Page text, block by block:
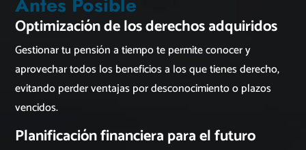
Optimización de los derechos adquiridos
Gestionar tu pensión a tiempo te permite conocer y
aprovechar todos los beneficios a los que tienes derecho,
evitando perder ventajas por desconocimiento o plazos
vencidos.
Planificación financiera para el futuro